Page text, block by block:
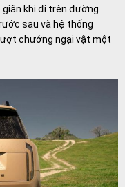
giãn khi đi trên đường
sau và hệ thống
chướng ngại vật một